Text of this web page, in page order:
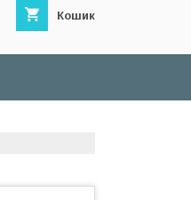
Кошик